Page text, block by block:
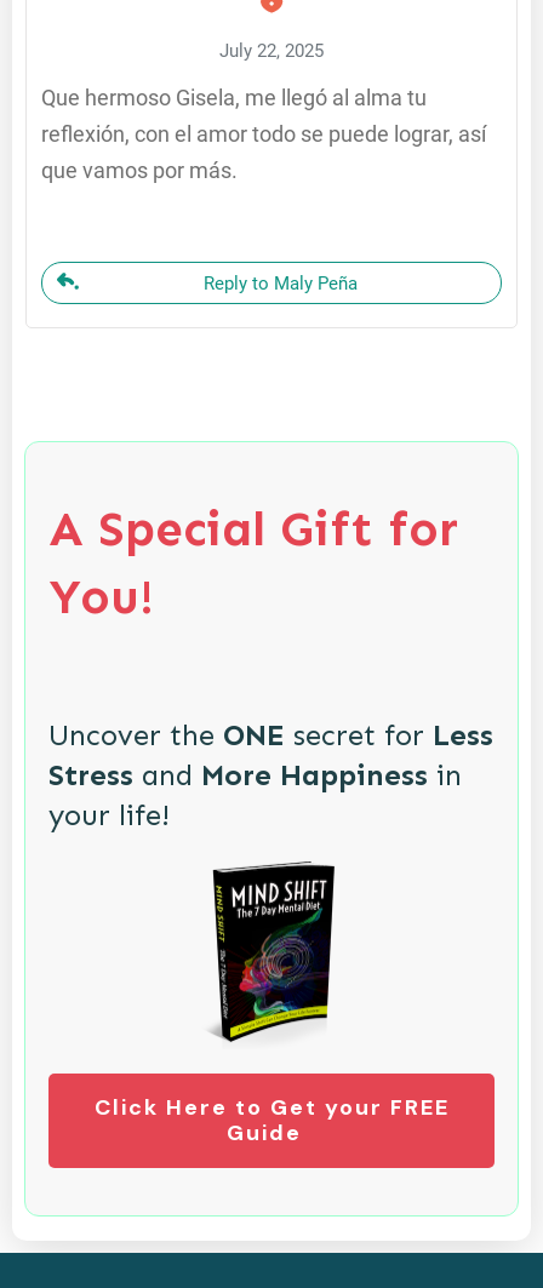
July 22, 2025
Que hermoso Gisela, me llegó al alma tu
reflexión, con el amor todo se puede lograr, así
que vamos por más.
Reply to Maly Peña
A Special Gift for
You!
Uncover the ONE secret for Less
Stress and More Happiness in
your life!
Click Here to Get your FREE
Guide